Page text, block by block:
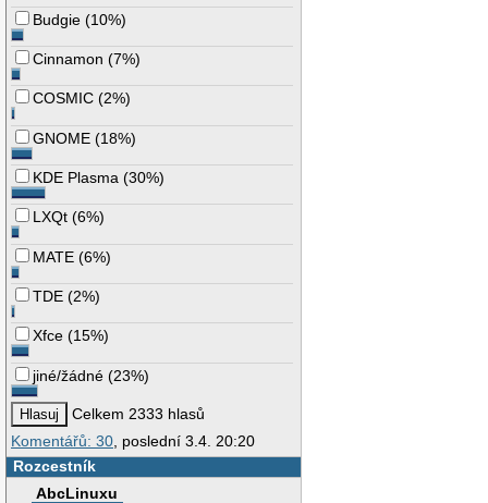
Budgie (10%)
Cinnamon (7%)
COSMIC (2%)
GNOME (18%)
KDE Plasma (30%)
LXQt (6%)
MATE (6%)
TDE (2%)
Xfce (15%)
jiné/žádné (23%)
Celkem 2333 hlasů
Komentářů: 30, poslední 3.4. 20:20
Rozcestník
AbcLinuxu